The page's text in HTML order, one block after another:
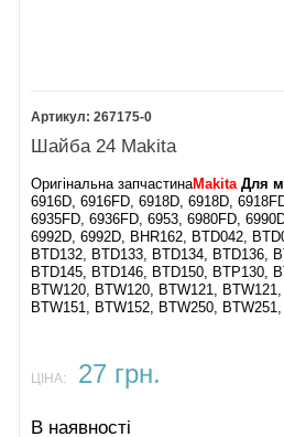
267175-0
Шайба 24 Makita
Оригінальна запчастинаMakita Для
6916D, 6916FD, 6918D, 6918D,
6935FD, 6936FD, 6953, 6980FD,
6992D, 6992D, BHR162, BTD042,
BTD132, BTD133, BTD134, BTD136,
BTD145, BTD146, BTD150, BTP130,
BTW120, BTW120, BTW121,
BTW151, BTW152, BTW250,
ЦІНА: 27 грн.
В наявності